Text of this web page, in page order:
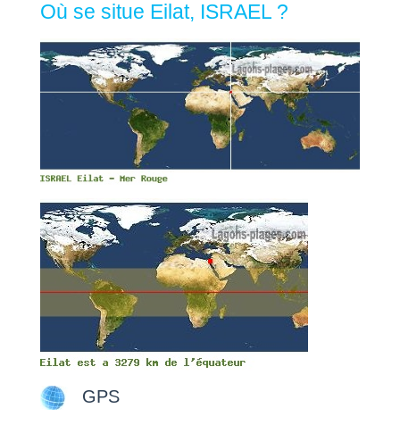
Où se situe Eilat, ISRAEL ?
GPS